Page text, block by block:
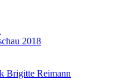
2018
Brigitte Reimann